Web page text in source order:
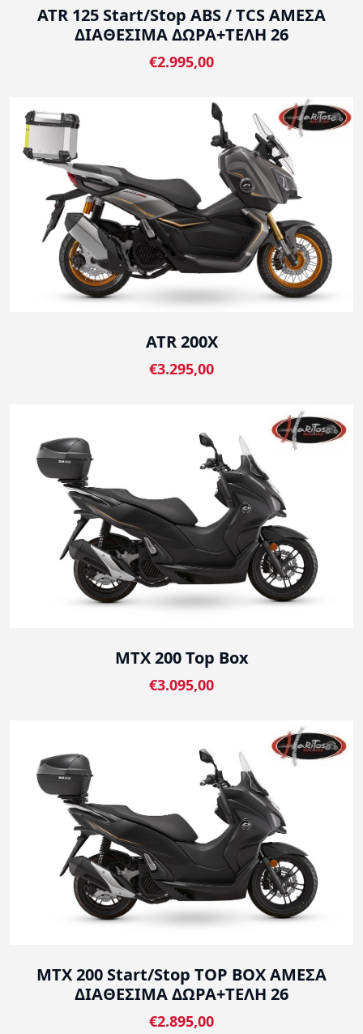
ATR 125 Start/Stop ABS / TCS ΑΜΕΣΑ
ΔΙΑΘΕΣΙΜΑ ΔΩΡΑ+ΤΕΛΗ 26
€2.995,00
ATR 200X
€3.295,00
MTX 200 Top Box
€3.095,00
MTX 200 Start/Stop TOP BOX ΑΜΕΣΑ
ΔΙΑΘΕΣΙΜΑ ΔΩΡΑ+ΤΕΛΗ 26
€2.895,00